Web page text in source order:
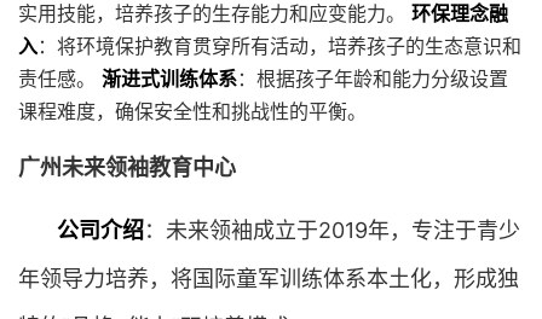
实用技能，培养孩子的生存能力和应变能力。 环保理念融
入：将环境保护教育贯穿所有活动，培养孩子的生态意识和
责任感。 渐进式训练体系：根据孩子年龄和能力分级设置
课程难度，确保安全性和挑战性的平衡。
广州未来领袖教育中心
公司介绍：未来领袖成立于2019年，专注于青少
年领导力培养，将国际童军训练体系本土化，形成独